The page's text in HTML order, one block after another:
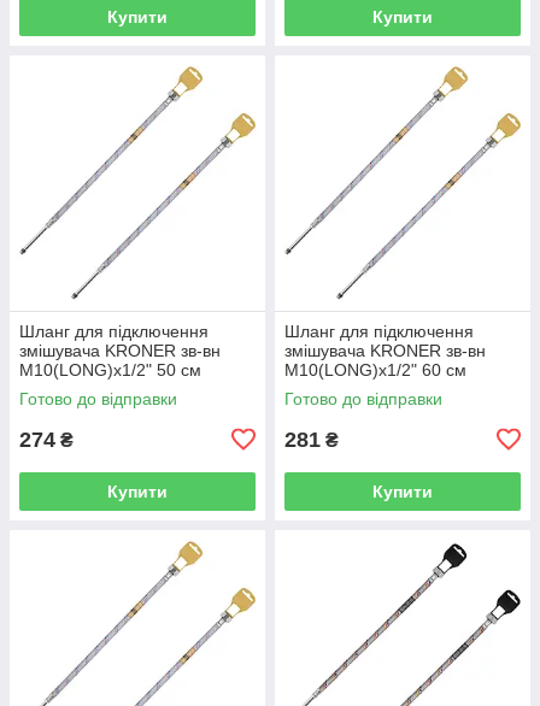
Купити Купити
Шланг для підключення
змішувача KRONER зв-вн
M10(LONG)x1/2" 50 см
297362 CV036711
Готово до відправки
274 ₴
Купити
Шланг для підключення
змішувача KRONER зв-вн
M10(LONG)x1/2" 60 см
297363 CV036712
Готово до відправки
281 ₴
Купити